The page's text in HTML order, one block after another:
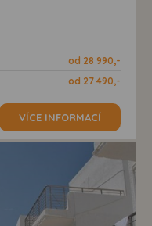
od 28 990,-
od 27 490,-
VÍCE INFORMACÍ